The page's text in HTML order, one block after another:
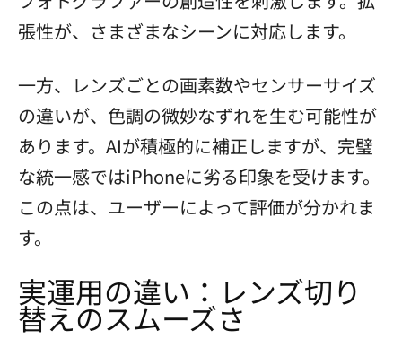
張性が、さまざまなシーンに対応します。
一方、レンズごとの画素数やセンサーサイズ
の違いが、色調の微妙なずれを生む可能性が
あります。AIが積極的に補正しますが、完璧
な統一感ではiPhoneに劣る印象を受けます。
この点は、ユーザーによって評価が分かれま
す。
実運用の違い：レンズ切り
替えのスムーズさ